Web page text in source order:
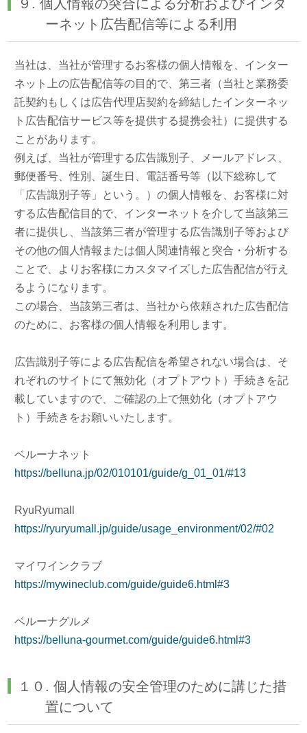
９. 個人情報の突合による分析およびインタ
ーネット広告配信等による利用
当社は、当社が管理するお客様の個人情報を、インター
ネット上の広告配信等の目的で、第三者（当社と業務委
託契約もしくは広告代理店契約を締結したインターネッ
ト広告配信サービス等を提供する提携会社）に提供する
ことがあります。
例えば、当社が管理する広告識別子、メールアドレス、
郵便番号、性別、誕生日、電話番号等（以下総称して
「広告識別子等」という。）の個人情報を、お客様に対
する広告配信目的で、インターネットを介して当該第三
者に提供し、当該第三者が管理する広告識別子等および
その他の個人情報または個人関連情報と突合・分析する
ことで、よりお客様にカスタマイズした広告配信が行え
るようになります。
この場合、当該第三者は、当社から依頼された広告配信
のために、お客様の個人情報を利用します。
広告識別子等による広告配信を希望されない場合は、そ
れぞれのサイトにて無効化（オプトアウト）手続きを記
載していますので、ご確認の上で無効化（オプトアウ
ト）手続きをお願いいたします。
ベルーナネット
https://belluna.jp/02/010101/guide/g_01_01/#13
RyuRyumall
https://ryuryumall.jp/guide/usage_environment/02/#02
マイワインクラブ
https://mywineclub.com/guide/guide6.html#3
ベルーナグルメ
https://belluna-gourmet.com/guide/guide6.html#3
１０. 個人情報の安全管理のために講じた措
置について